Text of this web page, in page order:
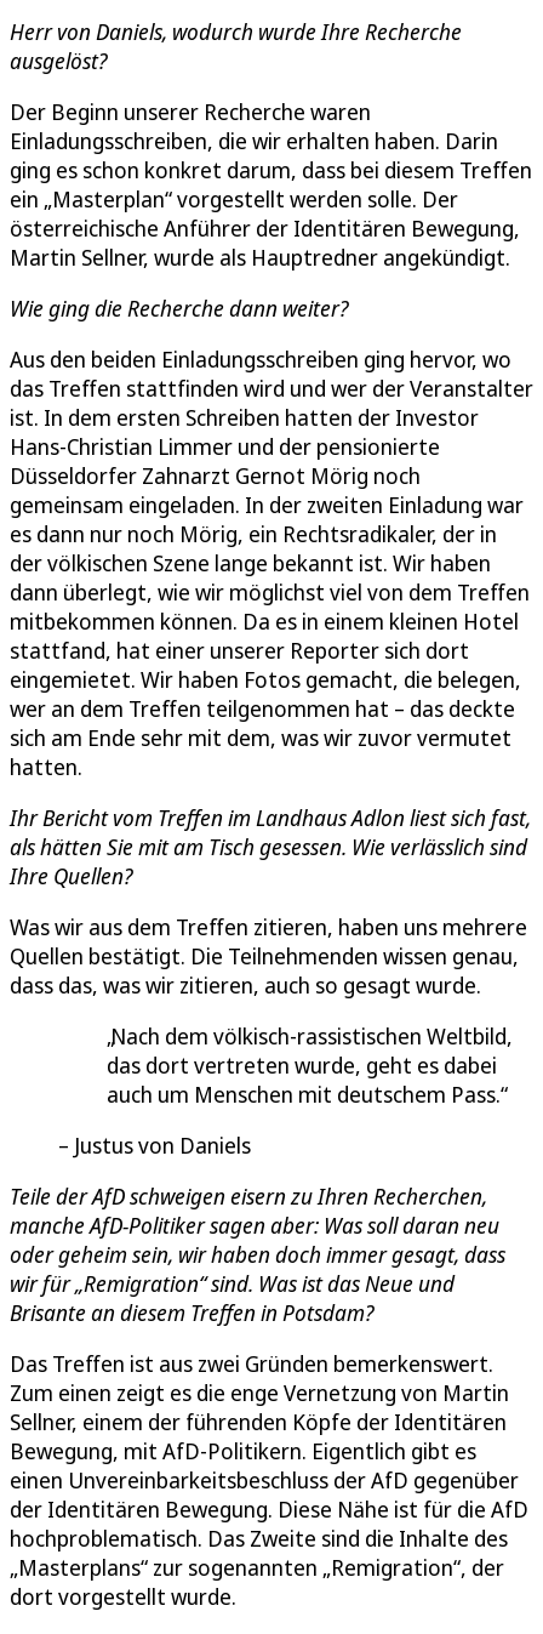
Herr von Daniels, wodurch wurde Ihre Recherche
ausgelöst?
Der Beginn unserer Recherche waren
Einladungsschreiben, die wir erhalten haben. Darin
ging es schon konkret darum, dass bei diesem Treffen
ein „Masterplan“ vorgestellt werden solle. Der
österreichische Anführer der Identitären Bewegung,
Martin Sellner, wurde als Hauptredner angekündigt.
Wie ging die Recherche dann weiter?
Aus den beiden Einladungsschreiben ging hervor, wo
das Treffen stattfinden wird und wer der Veranstalter
ist. In dem ersten Schreiben hatten der Investor
Hans-Christian Limmer und der pensionierte
Düsseldorfer Zahnarzt Gernot Mörig noch
gemeinsam eingeladen. In der zweiten Einladung war
es dann nur noch Mörig, ein Rechtsradikaler, der in
der völkischen Szene lange bekannt ist. Wir haben
dann überlegt, wie wir möglichst viel von dem Treffen
mitbekommen können. Da es in einem kleinen Hotel
stattfand, hat einer unserer Reporter sich dort
eingemietet. Wir haben Fotos gemacht, die belegen,
wer an dem Treffen teilgenommen hat – das deckte
sich am Ende sehr mit dem, was wir zuvor vermutet
hatten.
Ihr Bericht vom Treffen im Landhaus Adlon liest sich fast,
als hätten Sie mit am Tisch gesessen. Wie verlässlich sind
Ihre Quellen?
Was wir aus dem Treffen zitieren, haben uns mehrere
Quellen bestätigt. Die Teilnehmenden wissen genau,
dass das, was wir zitieren, auch so gesagt wurde.
Nach dem völkisch-rassistischen Weltbild,
das dort vertreten wurde, geht es dabei
auch um Menschen mit deutschem Pass.
Justus von Daniels
Teile der AfD schweigen eisern zu Ihren Recherchen,
manche AfD-Politiker sagen aber: Was soll daran neu
oder geheim sein, wir haben doch immer gesagt, dass
wir für „Remigration“ sind. Was ist das Neue und
Brisante an diesem Treffen in Potsdam?
Das Treffen ist aus zwei Gründen bemerkenswert.
Zum einen zeigt es die enge Vernetzung von Martin
Sellner, einem der führenden Köpfe der Identitären
Bewegung, mit AfD-Politikern. Eigentlich gibt es
einen Unvereinbarkeitsbeschluss der AfD gegenüber
der Identitären Bewegung. Diese Nähe ist für die AfD
hochproblematisch. Das Zweite sind die Inhalte des
„Masterplans“ zur sogenannten „Remigration“, der
dort vorgestellt wurde.